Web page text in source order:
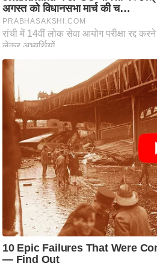
नी
ति
वि
श्ले
ष
ण
स
म
सा
यि
क
मा
तृ
भू
मि